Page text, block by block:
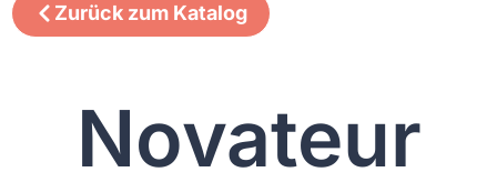
Zurück zum Katalog
Novateur